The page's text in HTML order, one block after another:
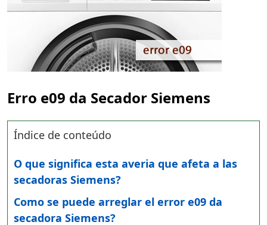
Erro e09 da Secador Siemens
Índice de conteúdo
O que significa esta averia que afeta a las
secadoras Siemens?
Como se puede arreglar el error e09 da
secadora Siemens?